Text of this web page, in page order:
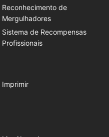
Reconhecimento de
Mergulhadores
Sistema de Recompensas
Profissionais
Imprimir